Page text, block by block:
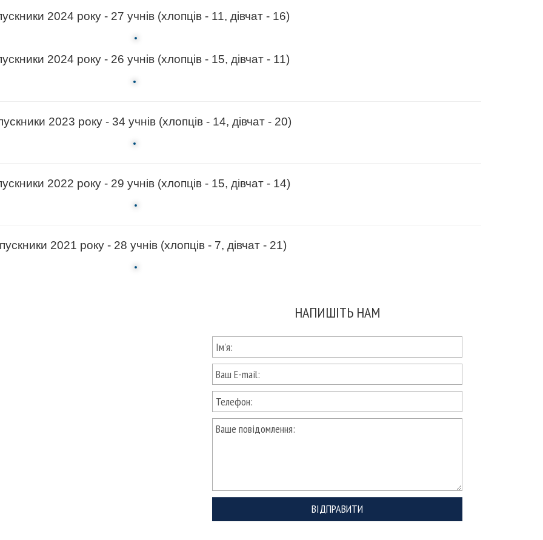
2024 року - 27 учнів (хлопців - 11, дівчат - 16)
2024 року - 26 учнів (хлопців - 15, дівчат - 11)
2023 року - 34 учнів (хлопців - 14, дівчат - 20)
2022 року - 29 учнів (хлопців - 15, дівчат - 14)
2021 року - 28 учнів (хлопців - 7, дівчат - 21)
НАПИШІТЬ НАМ
ВІДПРАВИТИ